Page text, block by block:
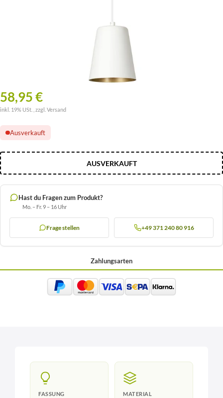
58,95 €
inkl. 19% USt. , zzgl. Versand
Ausverkauft
AUSVERKAUFT
Hast du Fragen zum Produkt?
Mo. – Fr. 9 – 16 Uhr
Frage stellen +49 371 240 80 916
Zahlungsarten
FASSUNG MATERIAL